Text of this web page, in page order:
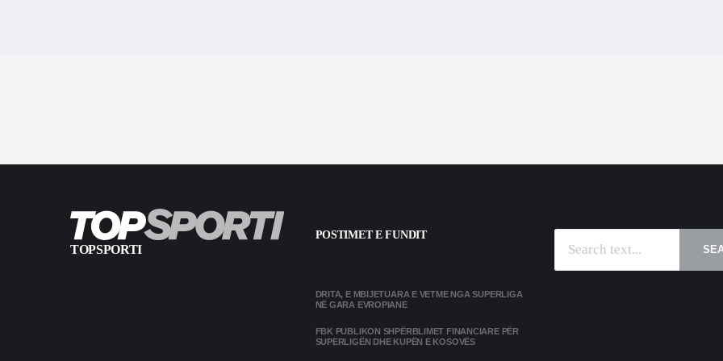
TOPSPORTI
POSTIMET E FUNDIT
DRITA, E MBIJETUARA E VETME NGA SUPERLIGA
NË GARA EVROPIANE
FBK PUBLIKON SHPËRBLIMET FINANCIARE PËR
SUPERLIGËN DHE KUPËN E KOSOVËS